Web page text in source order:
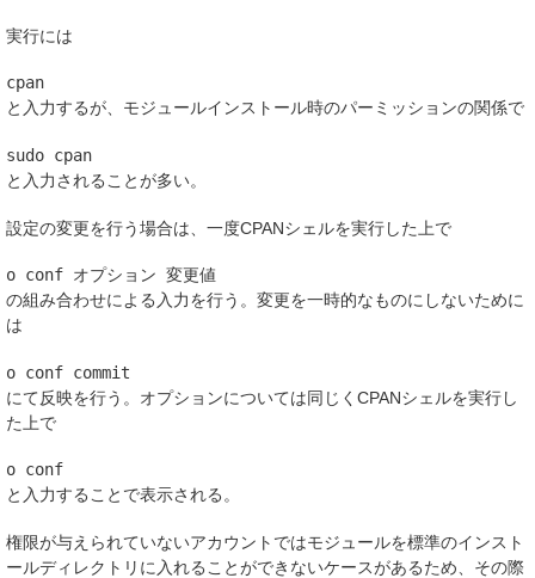
実行には
と入力するが、モジュールインストール時のパーミッションの関係で
と入力されることが多い。
設定の変更を行う場合は、一度CPANシェルを実行した上で
の組み合わせによる入力を行う。変更を一時的なものにしないために
は
にて反映を行う。オプションについては同じくCPANシェルを実行し
た上で
と入力することで表示される。
権限が与えられていないアカウントではモジュールを標準のインスト
ールディレクトリに入れることができないケースがあるため、その際